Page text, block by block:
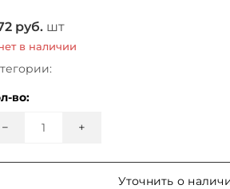
руб. шт
в наличии
во:
+
−
Уточнить о